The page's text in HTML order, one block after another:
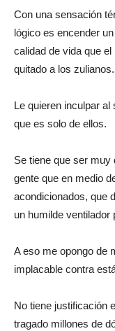
Con una sensación
lógico es encender
calidad de vida que
quitado a los zulianos.
Le quieren inculpar al
que es solo de ellos.
Se tiene que ser
gente que en medio
acondicionados, que
un humilde ventilador
A eso me opongo de
implacable contra
No tiene justificación
tragado millones de